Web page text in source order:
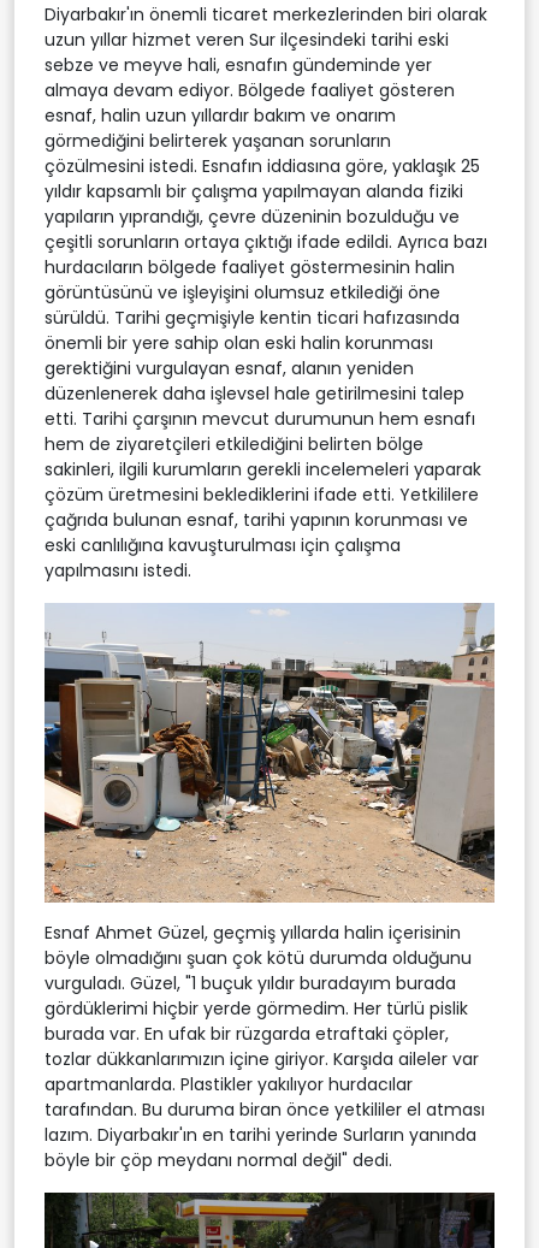
Diyarbakır'ın önemli ticaret merkezlerinden biri olarak
uzun yıllar hizmet veren Sur ilçesindeki tarihi eski
sebze ve meyve hali, esnafın gündeminde yer
almaya devam ediyor. Bölgede faaliyet gösteren
esnaf, halin uzun yıllardır bakım ve onarım
görmediğini belirterek yaşanan sorunların
çözülmesini istedi. Esnafın iddiasına göre, yaklaşık 25
yıldır kapsamlı bir çalışma yapılmayan alanda fiziki
yapıların yıprandığı, çevre düzeninin bozulduğu ve
çeşitli sorunların ortaya çıktığı ifade edildi. Ayrıca bazı
hurdacıların bölgede faaliyet göstermesinin halin
görüntüsünü ve işleyişini olumsuz etkilediği öne
sürüldü. Tarihi geçmişiyle kentin ticari hafızasında
önemli bir yere sahip olan eski halin korunması
gerektiğini vurgulayan esnaf, alanın yeniden
düzenlenerek daha işlevsel hale getirilmesini talep
etti. Tarihi çarşının mevcut durumunun hem esnafı
hem de ziyaretçileri etkilediğini belirten bölge
sakinleri, ilgili kurumların gerekli incelemeleri yaparak
çözüm üretmesini beklediklerini ifade etti. Yetkililere
çağrıda bulunan esnaf, tarihi yapının korunması ve
eski canlılığına kavuşturulması için çalışma
yapılmasını istedi.
Esnaf Ahmet Güzel, geçmiş yıllarda halin içerisinin
böyle olmadığını şuan çok kötü durumda olduğunu
vurguladı. Güzel, "1 buçuk yıldır buradayım burada
gördüklerimi hiçbir yerde görmedim. Her türlü pislik
burada var. En ufak bir rüzgarda etraftaki çöpler,
tozlar dükkanlarımızın içine giriyor. Karşıda aileler var
apartmanlarda. Plastikler yakılıyor hurdacılar
tarafından. Bu duruma biran önce yetkililer el atması
lazım. Diyarbakır'ın en tarihi yerinde Surların yanında
böyle bir çöp meydanı normal değil" dedi.